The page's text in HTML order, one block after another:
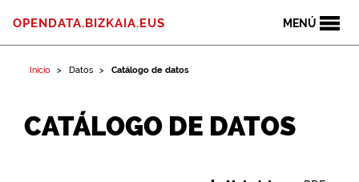
MENÚ
OPENDATA.BIZKAIA.EUS
Inicio Datos Catálogo de datos
CATÁLOGO DE DATOS